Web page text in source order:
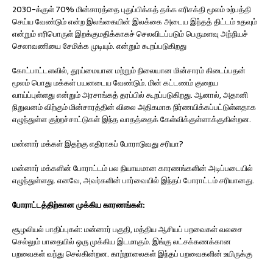
2030-க்குள் 70% மின்சாரத்தை புதுப்பிக்கத் தக்க எரிசக்தி மூலம் உற்பத்தி
செய்ய வேண்டும் என்ற இலங்கையின் இலக்கை அடைய இந்தத் திட்டம் உதவும்
என்றும் எரிபொருள் இறக்குமதிக்காகச் செலவிடப்படும் பெருமளவு அந்நியச்
செலாவணியை சேமிக்க முடியும். என்றும் கூறப்படுகிறது
கோட்பாட்டளவில், தூய்மையான மற்றும் நிலையான மின்சாரம் கிடைப்பதன்
மூலம் பொது மக்கள் பயனடைய வேண்டும். மின் கட்டணம் குறைய
வாய்ப்புள்ளது என்றும் அரசாங்கத் தரப்பில் கூறப்படுகிறது. ஆனால், அதானி
நிறுவனம் விற்கும் மின்சாரத்தின் விலை அதிகமாக நிர்ணயிக்கப்பட்டுள்ளதாக
எழுந்துள்ள குற்றச்சாட்டுகள் இந்த வாதத்தைக் கேள்விக்குள்ளாக்குகின்றன.
மன்னார் மக்கள் இதற்கு எதிராகப் போராடுவது சரியா?
மன்னார் மக்களின் போராட்டம் பல நியாயமான காரணங்களின் அடிப்படையில்
எழுந்துள்ளது. எனவே, அவர்களின் பார்வையில் இந்தப் போராட்டம் சரியானது.
போராட்டத்திற்கான முக்கிய காரணங்கள்:
சூழலியல் பாதிப்புகள்: மன்னார் பகுதி, மத்திய ஆசியப் பறவைகள் வலசை
செல்லும் பாதையில் ஒரு முக்கிய இடமாகும். இங்கு லட்சக்கணக்கான
பறவைகள் வந்து செல்கின்றன. காற்றாலைகள் இந்தப் பறவைகளின் உயிருக்கு